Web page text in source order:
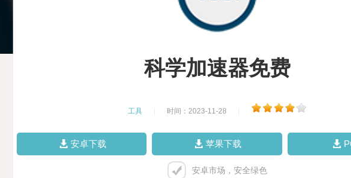
科学加速器免费
工具 时间：2023-11-28
安卓下载 苹果下载
安卓市场，安全绿色